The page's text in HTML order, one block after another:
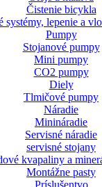
Čistenie bicykla
systémy, lepenie a
Pumpy
Stojanové pumpy
Mini pumpy
CO2 pumpy
Diely
Tlmičové pumpy
Náradie
Minináradie
Servisné náradie
servisné stojany
kvapaliny a
Montážne pasty
Príslušentvo